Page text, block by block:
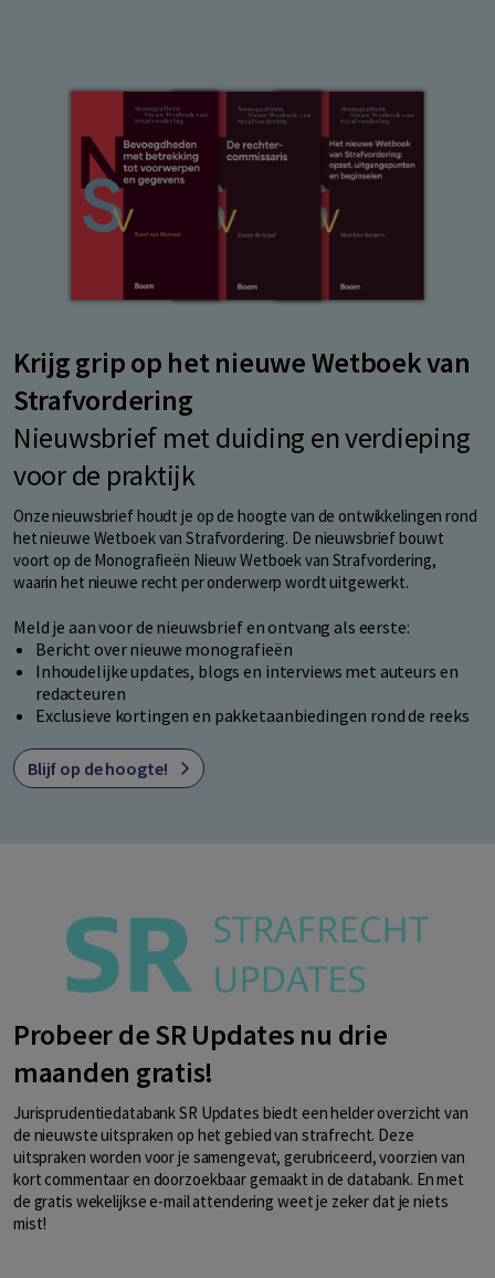
Krijg grip op het nieuwe Wetboek van
Strafvordering
Nieuwsbrief met duiding en verdieping
voor de praktijk
Onze nieuwsbrief houdt je op de hoogte van de ontwikkelingen rond
het nieuwe Wetboek van Strafvordering. De nieuwsbrief bouwt
voort op de Monografieën Nieuw Wetboek van Strafvordering,
waarin het nieuwe recht per onderwerp wordt uitgewerkt.
Meld je aan voor de nieuwsbrief en ontvang als eerste:
Bericht over nieuwe monografieën
Inhoudelijke updates, blogs en interviews met auteurs en
redacteuren
Exclusieve kortingen en pakketaanbiedingen rond de reeks
Blijf op de hoogte!
Probeer de SR Updates nu drie
maanden gratis!
Jurisprudentiedatabank SR Updates biedt een helder overzicht van
de nieuwste uitspraken op het gebied van strafrecht. Deze
uitspraken worden voor je samengevat, gerubriceerd, voorzien van
kort commentaar en doorzoekbaar gemaakt in de databank. En met
de gratis wekelijkse e-mail attendering weet je zeker dat je niets
mist!